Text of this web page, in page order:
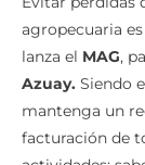
agropecuaria
lanza el MAG,
Azuay. Siendo
mantenga un
facturación de